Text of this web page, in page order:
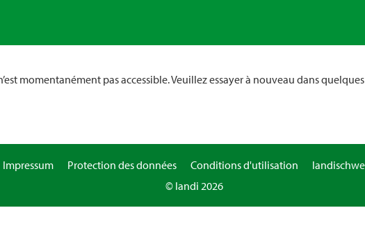
momentanément pas accessible. Veuillez essayer à nouveau dans
Impressum Protection des données Conditions d'utilisation
© landi 2026